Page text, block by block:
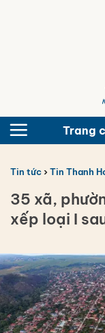
Trang
Tin tức› Tin Thanh
35 xã,
xếp loại I